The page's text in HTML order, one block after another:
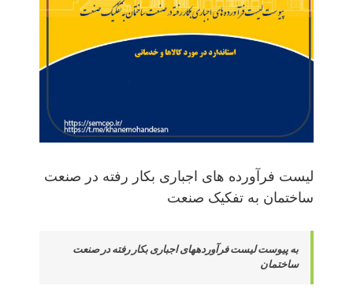
لیست فرآورده های اجباری بکار رفته در صنعت
ساختمان به تفکیک صنعت
به پیوست لیست فرآورده­های اجباری بکار رفته در صنعت
ساختمان